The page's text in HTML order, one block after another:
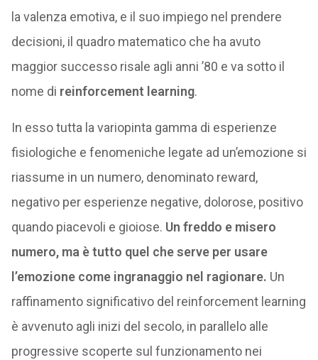
la valenza emotiva, e il suo impiego nel prendere
decisioni, il quadro matematico che ha avuto
maggior successo risale agli anni ’80 e va sotto il
nome di reinforcement learning.
In esso tutta la variopinta gamma di esperienze
fisiologiche e fenomeniche legate ad un’emozione si
riassume in un numero, denominato reward,
negativo per esperienze negative, dolorose, positivo
quando piacevoli e gioiose. Un freddo e misero
numero, ma è tutto quel che serve per usare
l’emozione come ingranaggio nel ragionare. Un
raffinamento significativo del reinforcement learning
è avvenuto agli inizi del secolo, in parallelo alle
progressive scoperte sul funzionamento nei